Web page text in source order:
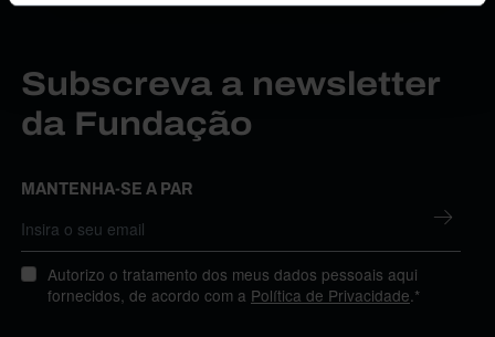
Subscreva a newsletter
da Fundação
MANTENHA-SE A PAR
Autorizo o tratamento dos meus dados pessoais aqui
fornecidos, de acordo com a Política de Privacidade .*